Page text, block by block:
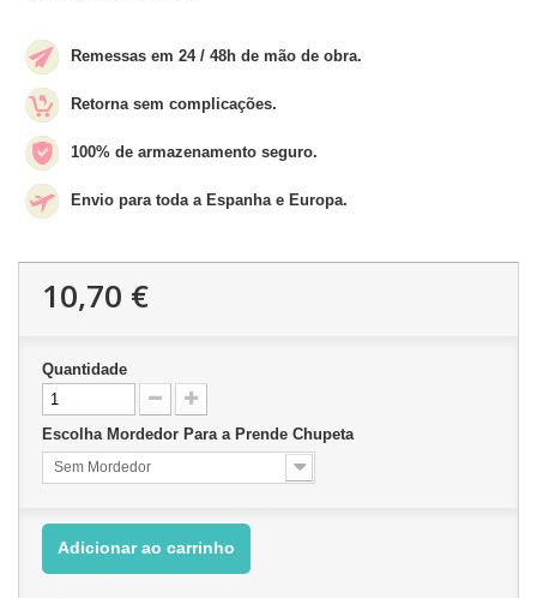
Remessas em 24 / 48h de mão de obra.
Retorna sem complicações.
100% de armazenamento seguro.
Envio para toda a Espanha e Europa.
10,70 €
Quantidade
Escolha Mordedor Para a Prende Chupeta
Sem Mordedor
Adicionar ao carrinho